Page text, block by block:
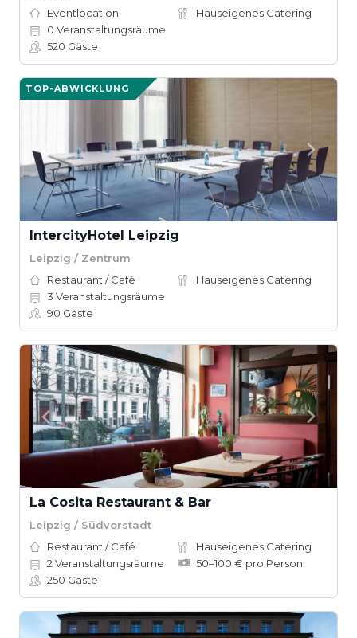
Eventlocation
Hauseigenes Catering
0 Veranstaltungsräume
520 Gäste
TOP-ABWICKLUNG
IntercityHotel Leipzig
Leipzig / Zentrum
Restaurant / Café
Hauseigenes Catering
3 Veranstaltungsräume
90 Gäste
La Cosita Restaurant & Bar
Leipzig / Südvorstadt
Restaurant / Café
Hauseigenes Catering
2 Veranstaltungsräume
50–100 € pro Person
250 Gäste